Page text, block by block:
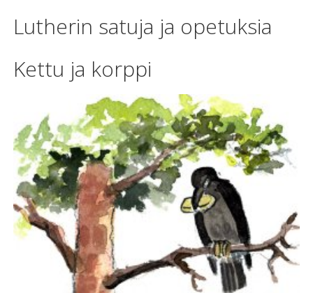
Lutherin satuja ja opetuksia
Kettu ja korppi